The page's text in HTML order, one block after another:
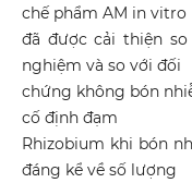
chế phẩm AM in vitro
đã được cải thiện
nghiệm và so với đối
chứng không bón
cố định đạm
Rhizobium khi bón
đáng kể về số lượng